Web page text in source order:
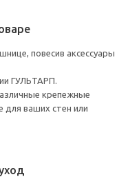
повесив аксессуары
ГУЛЬТАРП.
крепежные
ваших стен или